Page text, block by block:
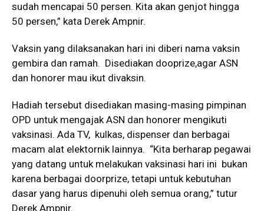
sudah mencapai 50 persen. Kita akan genjot hingga
50 persen,” kata Derek Ampnir.
Vaksin yang dilaksanakan hari ini diberi nama vaksin
gembira dan ramah. Disediakan dooprize,agar ASN
dan honorer mau ikut divaksin.
Hadiah tersebut disediakan masing-masing pimpinan
OPD untuk mengajak ASN dan honorer mengikuti
vaksinasi. Ada TV, kulkas, dispenser dan berbagai
macam alat elektornik lainnya. “Kita berharap pegawai
yang datang untuk melakukan vaksinasi hari ini bukan
karena berbagai doorprize, tetapi untuk kebutuhan
dasar yang harus dipenuhi oleh semua orang,” tutur
Derek Ampnir.